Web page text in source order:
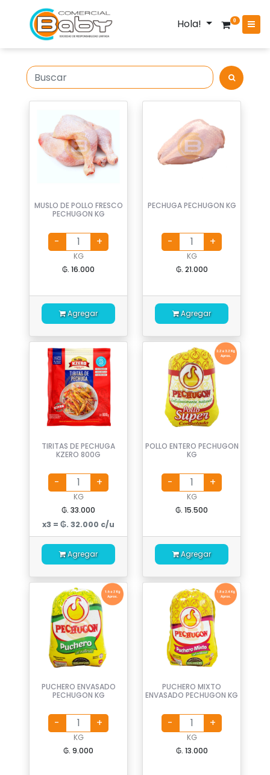
Hola! 0
MUSLO DE POLLO FRESCO
PECHUGON KG
KG
₲. 16.000
Agregar
PECHUGA PECHUGON KG
KG
₲. 21.000
Agregar
TIRITAS DE PECHUGA
KZERO 800G
KG
₲. 33.000
x3 = ₲. 32.000 c/u
Agregar
POLLO ENTERO PECHUGON
KG
KG
₲. 15.500
Agregar
PUCHERO ENVASADO
PECHUGON KG
KG
₲. 9.000
PUCHERO MIXTO
ENVASADO PECHUGON KG
KG
₲. 13.000